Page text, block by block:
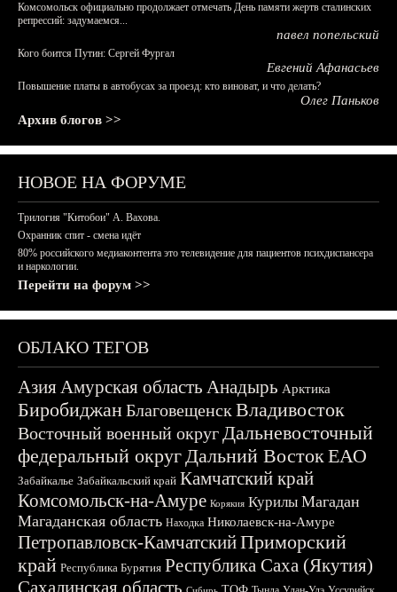
Комсомольск официально продолжает отмечать День памяти жертв сталинских
репрессий: задумаемся...
павел попельский
Кого боится Путин: Сергей Фургал
Евгений Афанасьев
Повышение платы в автобусах за проезд: кто виноват, и что делать?
Олег Паньков
Архив блогов >>
НОВОЕ НА ФОРУМЕ
Трилогия "Китобои" А. Вахова.
Охранник спит - смена идёт
80% российского медиаконтента это телевидение для пациентов психдиспансера
и наркологии.
Перейти на форум >>
ОБЛАКО ТЕГОВ
АзияАмурская область Анадырь Арктика
БиробиджанБлаговещенскВладивосток
Восточный военный округДальневосточный
федеральный округДальний ВостокЕАО
Забайкалье Забайкальский край Камчатский край
Комсомольск-на-Амуре Корякия Курилы Магадан
Магаданская область Находка Николаевск-на-Амуре
Петропавловск-КамчатскийПриморский
край Республика Бурятия Республика Саха (Якутия)
Сахалинская область